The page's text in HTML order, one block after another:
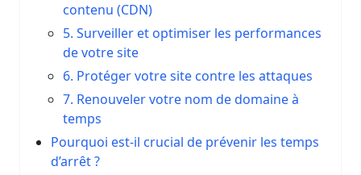
contenu (CDN)
5. Surveiller et optimiser les performances
de votre site
6. Protéger votre site contre les attaques
7. Renouveler votre nom de domaine à
temps
Pourquoi est-il crucial de prévenir les temps
d’arrêt ?